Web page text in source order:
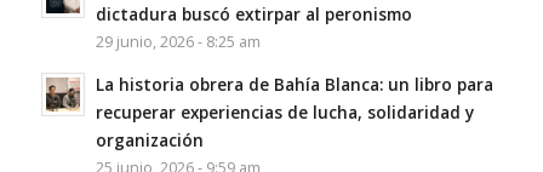
dictadura buscó extirpar al peronismo
29 junio, 2026 - 8:25 am
La historia obrera de Bahía Blanca: un libro para
recuperar experiencias de lucha, solidaridad y
organización
25 junio, 2026 - 9:59 am